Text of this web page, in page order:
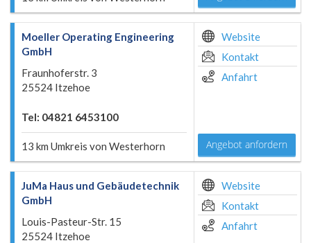
Moeller Operating Engineering
GmbH
Fraunhoferstr. 3
25524 Itzehoe
Tel: 04821 6453100
13 km Umkreis von Westerhorn
Website
Kontakt
Anfahrt
Angebot anfordern
JuMa Haus und Gebäudetechnik
GmbH
Louis-Pasteur-Str. 15
25524 Itzehoe
Website
Kontakt
Anfahrt